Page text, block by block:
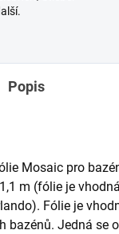
Popis
Mosaic pro
m (fólie je
Fólie je
bazénů. Jedná se